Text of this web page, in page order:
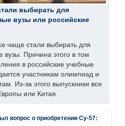
выбирать для
вузы или российские
чаще стали выбирать для
вузы. Причина этого в том
в российские учебные
участникам олимпиад и
Из-за этого выпускники все
или Китая.
вопрос о приобретении Су-57: